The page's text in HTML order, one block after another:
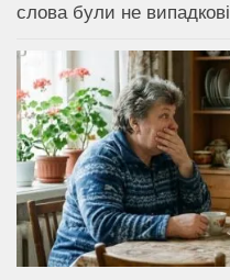
слова були не випадкові